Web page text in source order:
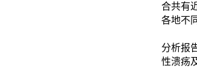
合共有
各地不
分析报
性溃疡